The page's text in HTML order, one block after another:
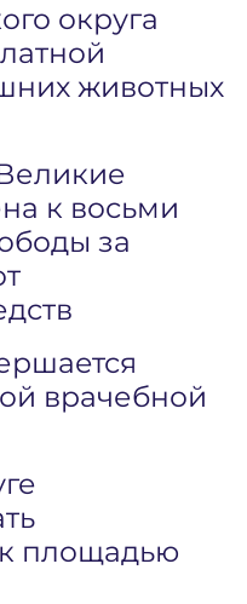
округа
животных
к восьми
за
врачебной
площадью